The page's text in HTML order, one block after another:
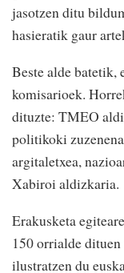
jasotzen ditu
hasieratik gaur
Beste alde batetik,
komisarioek.
dituzte: TMEO
politikoki
argitaletxea,
Xabiroi aldizkaria.
Erakusketa
150 orrialde
ilustratzen du